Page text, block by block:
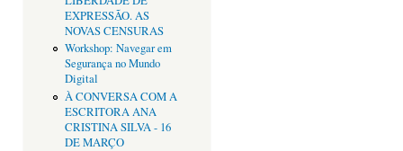
EXPRESSÃO. AS
NOVAS CENSURAS
Workshop: Navegar em
Segurança no Mundo
Digital
À CONVERSA COM A
ESCRITORA ANA
CRISTINA SILVA - 16
DE MARÇO